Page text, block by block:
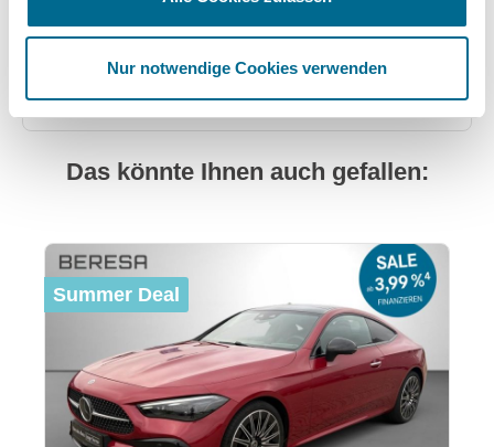
Nur notwendige Cookies verwenden
32657 Lemgo
Anfahrt (Google Maps)
Das könnte Ihnen auch gefallen:
Summer Deal